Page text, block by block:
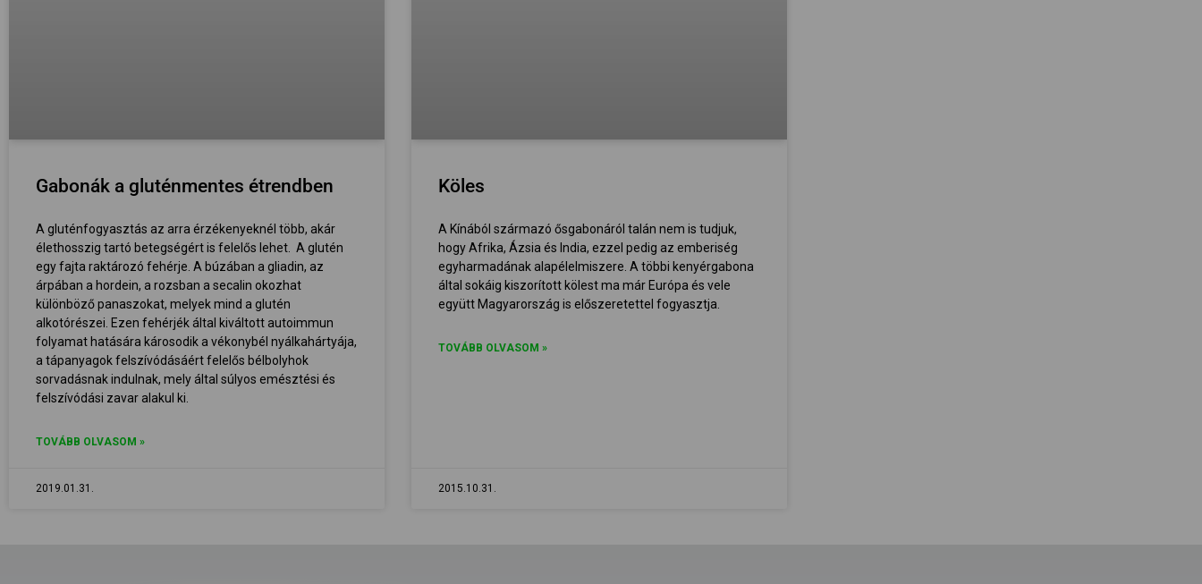
Gabonák a gluténmentes étrendben
A gluténfogyasztás az arra érzékenyeknél több, akár
élethosszig tartó betegségért is felelős lehet. A glutén
egy fajta raktározó fehérje. A búzában a gliadin, az
árpában a hordein, a rozsban a secalin okozhat
különböző panaszokat, melyek mind a glutén
alkotórészei. Ezen fehérjék által kiváltott autoimmun
folyamat hatására károsodik a vékonybél nyálkahártyája,
a tápanyagok felszívódásáért felelős bélbolyhok
sorvadásnak indulnak, mely által súlyos emésztési és
felszívódási zavar alakul ki.
TOVÁBB OLVASOM »
2019.01.31.
Köles
A Kínából származó ősgabonáról talán nem is tudjuk,
hogy Afrika, Ázsia és India, ezzel pedig az emberiség
egyharmadának alapélelmiszere. A többi kenyérgabona
által sokáig kiszorított kölest ma már Európa és vele
együtt Magyarország is előszeretettel fogyasztja.
TOVÁBB OLVASOM »
2015.10.31.